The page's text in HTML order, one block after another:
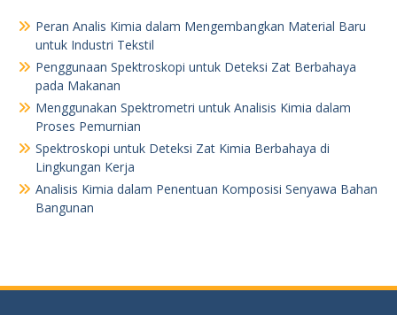
Peran Analis Kimia dalam Mengembangkan Material Baru
untuk Industri Tekstil
Penggunaan Spektroskopi untuk Deteksi Zat Berbahaya
pada Makanan
Menggunakan Spektrometri untuk Analisis Kimia dalam
Proses Pemurnian
Spektroskopi untuk Deteksi Zat Kimia Berbahaya di
Lingkungan Kerja
Analisis Kimia dalam Penentuan Komposisi Senyawa Bahan
Bangunan